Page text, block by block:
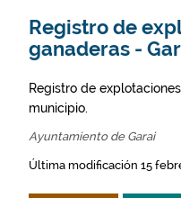
Registro de
ganaderas -
Registro de
municipio.
Ayuntamiento de Garai
Última modificación 15